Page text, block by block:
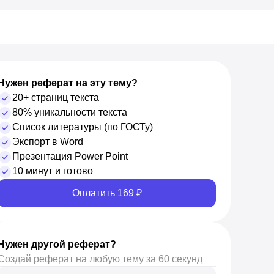
Нужен реферат на эту тему?
20+ страниц текста
80% уникальности текста
Список литературы (по ГОСТу)
Экспорт в Word
Презентация Power Point
10 минут и готово
Оплатить 169 ₽
Нужен другой реферат?
реферат на любую тему за 60 секунд